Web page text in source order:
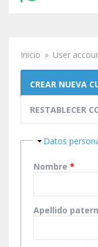
Se
Inicio » User
Solapas
CREAR NUEVA
RESTABLECER
Ocultar
Datos
Nombre *
Apellido